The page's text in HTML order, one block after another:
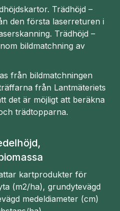
Trädhöjd –
den första laserreturen i
Trädhöjd –
bildmatchning av
från bildmatchningen
från Lantmäteriets
det är möjligt att beräkna
trädtopparna.
kartprodukter för
(m2/ha), grundytevägd
medeldiameter (cm)